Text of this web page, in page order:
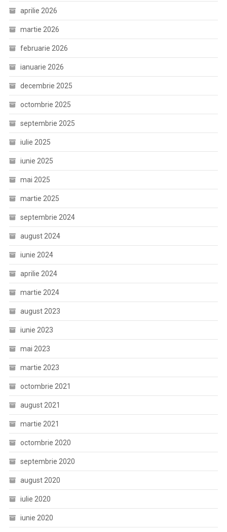
aprilie 2026
martie 2026
februarie 2026
ianuarie 2026
decembrie 2025
octombrie 2025
septembrie 2025
iulie 2025
iunie 2025
mai 2025
martie 2025
septembrie 2024
august 2024
iunie 2024
aprilie 2024
martie 2024
august 2023
iunie 2023
mai 2023
martie 2023
octombrie 2021
august 2021
martie 2021
octombrie 2020
septembrie 2020
august 2020
iulie 2020
iunie 2020